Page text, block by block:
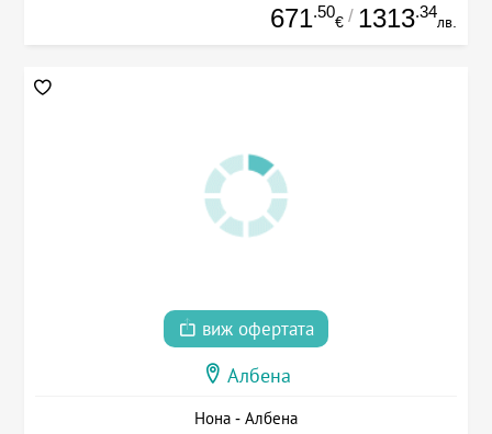
671.50
€ / 1313.34
лв.
виж офертата
Албена
Нона - Албена